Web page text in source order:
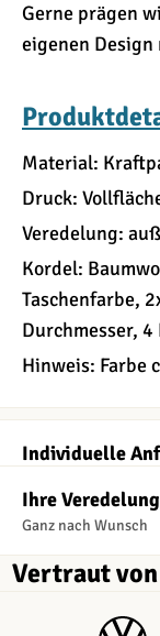
Gerne prägen
eigenen
Material:
Druck:
Veredelung:
Kordel:
Taschenfarbe,
Durchmesser, 4
Hinweis: Farbe
Individuelle
Vertraut
Ihre
Ganz nach Wunsch